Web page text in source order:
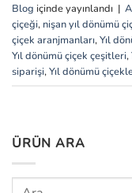
Blog içinde yayınlandı |
çiçeği, nişan yıl dönümü
çiçek aranjmanları,Yıl
Yıl dönümü çiçek çeşitleri,
siparişi,Yıl dönümü
ÜRÜN ARA